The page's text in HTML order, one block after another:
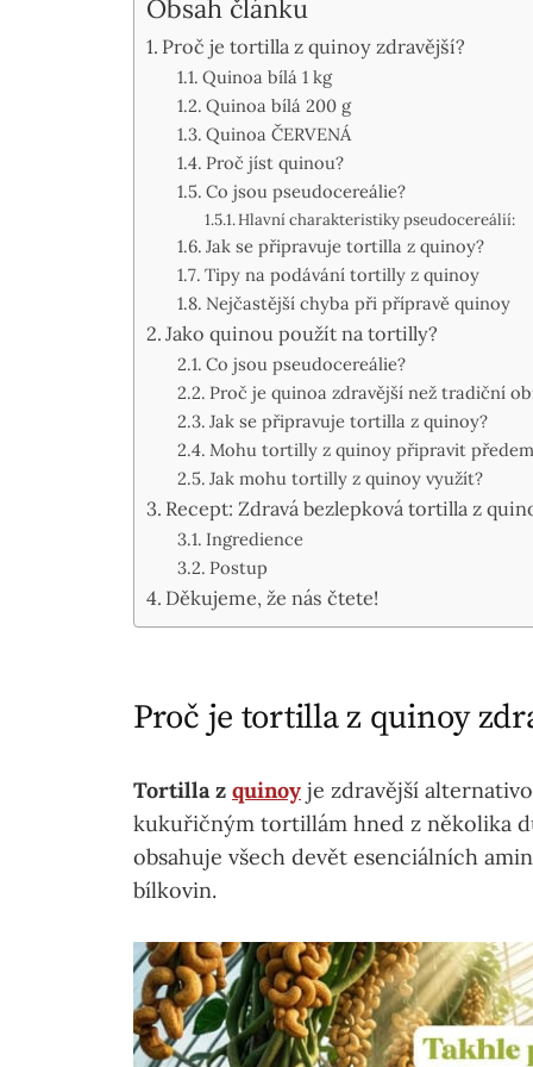
Obsah článku
Proč je tortilla z quinoy zdravější?
Quinoa bílá 1 kg
Quinoa bílá 200 g
Quinoa ČERVENÁ
Proč jíst quinou?
Co jsou pseudocereálie?
Hlavní charakteristiky pseudocereálií:
Jak se připravuje tortilla z quinoy?
Tipy na podávání tortilly z quinoy
Nejčastější chyba při přípravě quinoy
Jako quinou použít na tortilly?
Co jsou pseudocereálie?
Proč je quinoa zdravější než tradiční
Jak se připravuje tortilla z quinoy?
Mohu tortilly z quinoy připravit
Jak mohu tortilly z quinoy využít?
Recept: Zdravá bezlepková tortilla z
Ingredience
Postup
Děkujeme, že nás čtete!
Proč je tortilla z quinoy
Tortilla z quinoy je zdravější
kukuřičným tortillám hned z několika
obsahuje všech devět esenciálních
bílkovin.